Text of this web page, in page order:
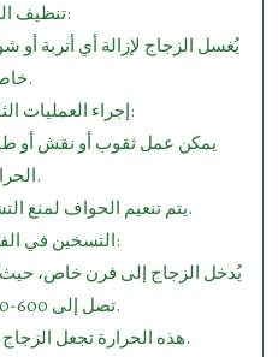
2.⁠ ⁠تنظيف الزجاج:
يُغسل الزجاج لإزالة أي أتربة
خاصة.
3.⁠ ⁠إجراء العمليات الثانوية (اختياري):
يمكن عمل ثقوب أو نقش أو
الحرارية.
يتم تنعيم الحواف لمنع التشقق أثناء عملية التقسية.
4.⁠ ⁠التسخين في الفرن الحراري:
يُدخل الزجاج إلى فرن خاص،
تصل إلى 600-700 درجة مئوية.
هذه الحرارة تجعل الزجاج لزجاً قليلاً دون أن ينصهر.